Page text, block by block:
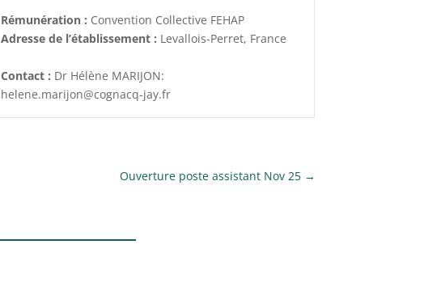
Rémunération : Convention Collective FEHAP
Adresse de l’établissement : Levallois-Perret, France
Contact : Dr Hélène MARIJON:
helene.marijon@cognacq-jay.fr
Ouverture poste assistant Nov 25 →